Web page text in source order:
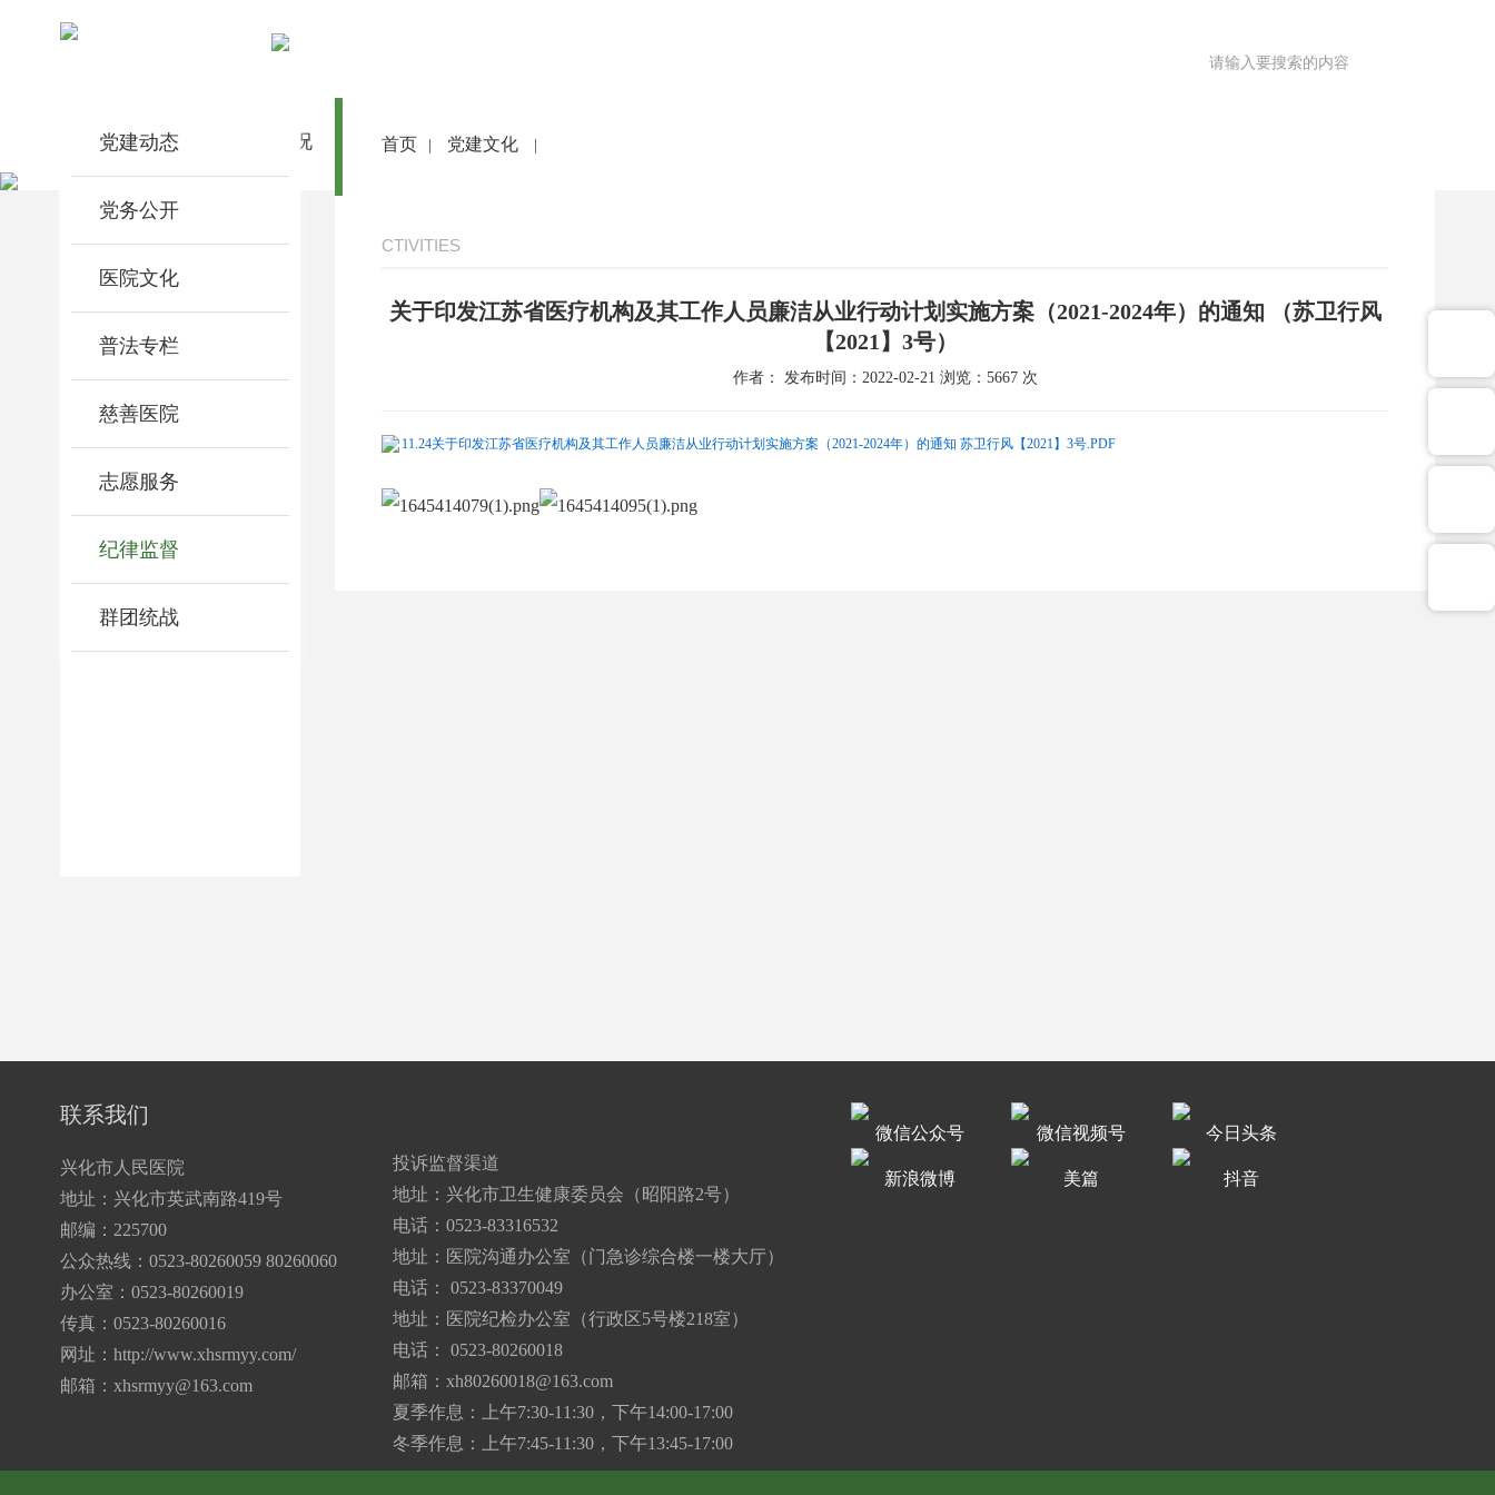
首 页 医院概况 医院动态 党建文化
党建动态
党务公开
医院文化
普法专栏
慈善医院
志愿服务
纪律监督
群团统战
首页 党建文化
CTIVITIES
关于印发江苏省医疗机构及其工作人员廉洁从业行动计划实施方案（2021-2024年）的通知 （苏卫行风
【2021】3号）
作者： 发布时间：2022-02-21 浏览：5667 次
11.24关于印发江苏省医疗机构及其工作人员廉洁从业行动计划实施方案（2021-2024年）的通知 苏卫行风【2021】3号.PDF
联系我们
兴化市人民医院
地址：兴化市英武南路419号
邮编：225700
公众热线：0523-80260059 80260060
办公室：0523-80260019
传真：0523-80260016
网址：http://www.xhsrmyy.com/
邮箱： xhsrmyy@163.com
投诉监督渠道
地址：兴化市卫生健康委员会（昭阳路2号）
电话：0523-83316532
地址：医院沟通办公室（门急诊综合楼一楼大厅）
电话： 0523-83370049
地址：医院纪检办公室（行政区5号楼218室）
电话： 0523-80260018
邮箱： xh80260018@163.com
夏季作息：上午7:30-11:30，下午14:00-17:00
冬季作息：上午7:45-11:30，下午13:45-17:00
微信公众号 微信视频号 今日头条
新浪微博 美篇 抖音